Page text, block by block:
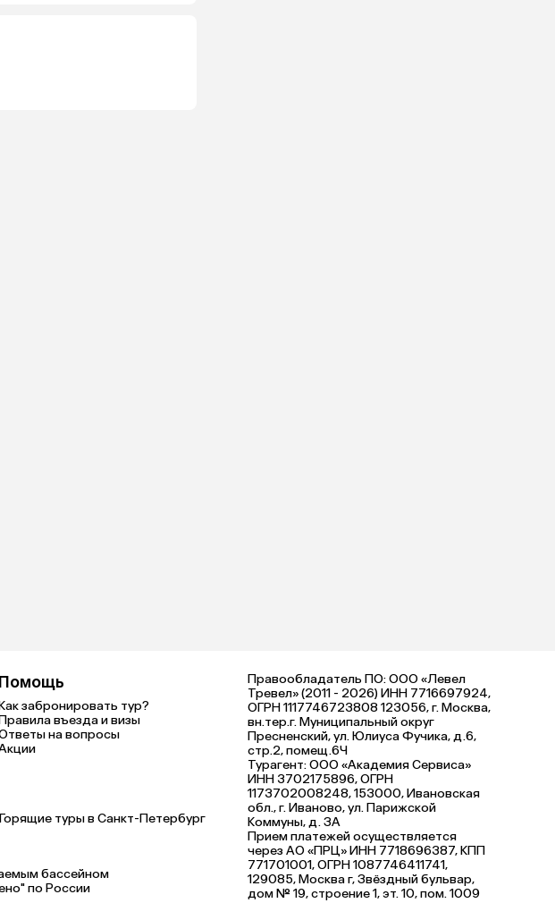
Помощь
забронировать тур?
въезда и визы
на вопросы
Горящие туры в Санкт-Петербург
бассейном
по России
Правообладатель ПО: ООО «Левел
Тревел» (2011 - 2026) ИНН 7716697924,
ОГРН 1117746723808 123056, г. Москва,
вн.тер.г. Муниципальный округ
Пресненский, ул. Юлиуса Фучика, д.6,
стр.2, помещ.6Ч
Турагент: ООО «Академия Сервиса»
ИНН 3702175896, ОГРН
1173702008248, 153000, Ивановская
обл., г. Иваново, ул. Парижской
Коммуны, д. ЗА
Прием платежей осуществляется
через АО «ПРЦ» ИНН 7718696387, КПП
771701001, ОГРН 1087746411741,
129085, Москва г, Звёздный бульвар,
дом № 19, строение 1, эт. 10, пом. 1009